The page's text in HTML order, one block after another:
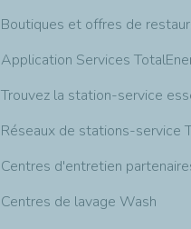
Boutiques et offres de
Application Services
Trouvez la station-service
Réseaux de stations-service
Centres d'entretien
Centres de lavage Wash